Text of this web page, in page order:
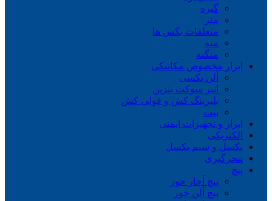
گیره
متر
متعلقات بکس ها
مته
منگنه
ابزار مخصوص مکانیکی
آلن بکسی
انبر سوکت بنزین
بلبرینگ کش و فولی کش
بیت
ابزار و تجهیزات ایمنی
الکتریکی
بکسل و سیم بکسل
پنچرگیری
پیچ
پیچ آچار خور
پیچ آلن خور